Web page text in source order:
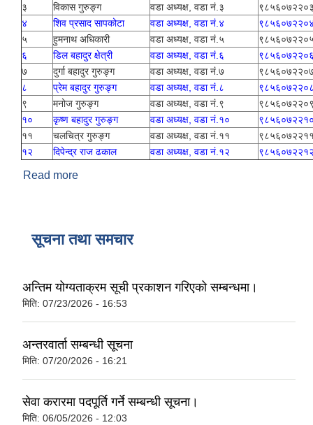
३
विकास गुरुङ्ग वडा अध्यक्ष, वडा नं.३
४
शिव प्रसाद सापकोटा वडा अध्यक्ष, वडा नं.४
५
हुमनाथ अधिकारी वडा अध्यक्ष, वडा नं.५
६
डिल बहादुर क्षेत्री वडा अध्यक्ष, वडा नं.६
७
दुर्गा बहादुर गुरुङ्ग वडा अध्यक्ष, वडा नं.७
८
प्रेम बहादुर गुरुङ्ग वडा अध्यक्ष, वडा नं.८
९
मनोज गुरुङ्ग वडा अध्यक्ष, वडा नं.९
१०
कृष्ण बहादुर गुरुङ्ग वडा अध्यक्ष, वडा नं.१०
११
चलचित्र गुरुङ्ग वडा अध्यक्ष, वडा नं.११
१२
दिपेन्द्र राज ढकाल वडा अध्यक्ष, वडा नं.१२
Read more
सूचना तथा समचार
अन्तिम योग्यताक्रम सूची प्रकाशन गरिएको सम्बन्धमा।
मिति: 07/23/2026 - 16:53
अन्तरवार्ता सम्बन्धी सूचना
मिति: 07/20/2026 - 16:21
सेवा करारमा पदपूर्ति गर्ने सम्बन्धी सूचना।
मिति: 06/05/2026 - 12:03